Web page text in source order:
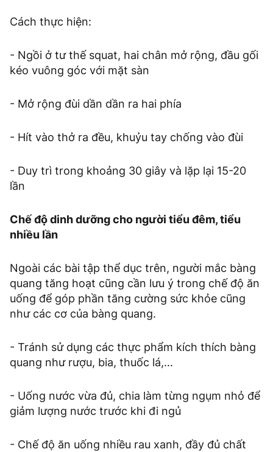
Cách thực hiện:
- Ngồi ở tư thế squat, hai chân mở rộng, đầu gối
kéo vuông góc với mặt sàn
- Mở rộng đùi dần dần ra hai phía
- Hít vào thở ra đều, khuỷu tay chống vào đùi
- Duy trì trong khoảng 30 giây và lặp lại 15-20
lần
Chế độ dinh dưỡng cho người tiểu đêm, tiểu
nhiều lần
Ngoài các bài tập thể dục trên, người mắc bàng
quang tăng hoạt cũng cần lưu ý trong chế độ ăn
uống để góp phần tăng cường sức khỏe cũng
như các cơ của bàng quang.
- Tránh sử dụng các thực phẩm kích thích bàng
quang như rượu, bia, thuốc lá,...
- Uống nước vừa đủ, chia làm từng ngụm nhỏ để
giảm lượng nước trước khi đi ngủ
- Chế độ ăn uống nhiều rau xanh, đầy đủ chất